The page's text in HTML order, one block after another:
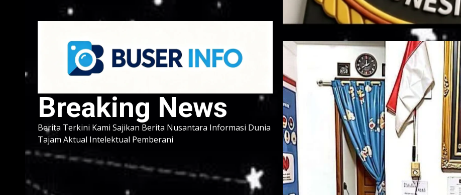
Breaking News
Berita Terkini Kami Sajikan Berita Nusantara Informasi Dunia
Tajam Aktual Intelektual Pemberani